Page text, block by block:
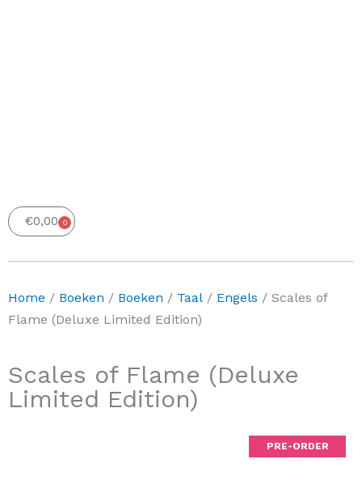
€0,00 0
Winkelwagen
Home / Boeken / Boeken / Taal / Engels / Scales of
Flame (Deluxe Limited Edition)
Scales of Flame (Deluxe
Limited Edition)
PRE-ORDER